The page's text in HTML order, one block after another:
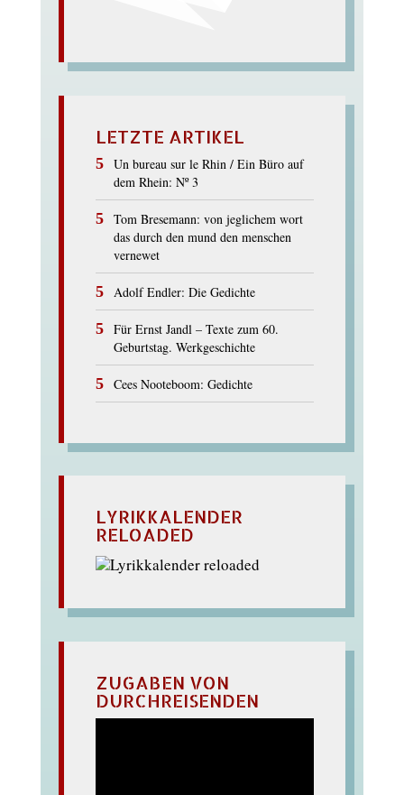
LETZTE ARTIKEL
Un bureau sur le Rhin / Ein Büro auf
dem Rhein: Nº 3
Tom Bresemann: von jeglichem wort
das durch den mund den menschen
vernewet
Adolf Endler: Die Gedichte
Für Ernst Jandl – Texte zum 60.
Geburtstag. Werkgeschichte
Cees Nooteboom: Gedichte
LYRIKKALENDER
RELOADED
ZUGABEN VON
DURCHREISENDEN